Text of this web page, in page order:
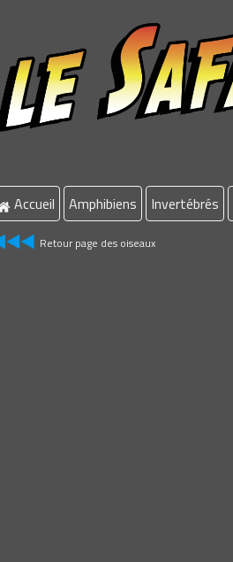
Accueil Amphibiens Invertébrés
Retour page des oiseaux